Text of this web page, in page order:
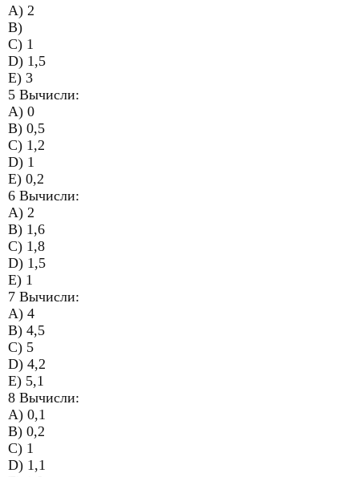
A) 2
B)
C) 1
D) 1,5
E) 3
5 Вычисли:
A) 0
B) 0,5
C) 1,2
D) 1
E) 0,2
6 Вычисли:
A) 2
B) 1,6
C) 1,8
D) 1,5
E) 1
7 Вычисли:
A) 4
B) 4,5
C) 5
D) 4,2
E) 5,1
8 Вычисли:
A) 0,1
B) 0,2
C) 1
D) 1,1